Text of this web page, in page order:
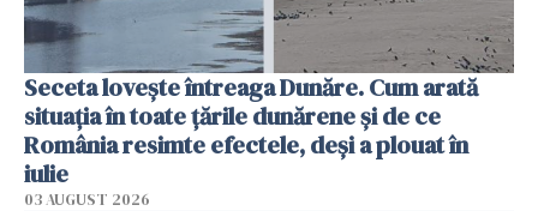
Seceta lovește întreaga Dunăre. Cum arată
situația în toate țările dunărene și de ce
România resimte efectele, deși a plouat în
iulie
03 AUGUST 2026